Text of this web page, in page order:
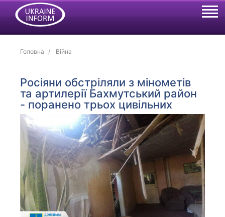
Головна Війна
Росіяни обстріляли з мінометів
та артилерії Бахмутський район
- поранено трьох цивільних